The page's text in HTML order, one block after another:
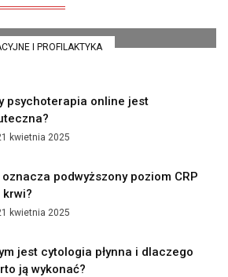
I PROFILAKTYKA
psychoterapia online jest
kwietnia 2025
oznacza podwyższony poziom CRP
krwi?
kwietnia 2025
jest cytologia płynna i dlaczego
ją wykonać?